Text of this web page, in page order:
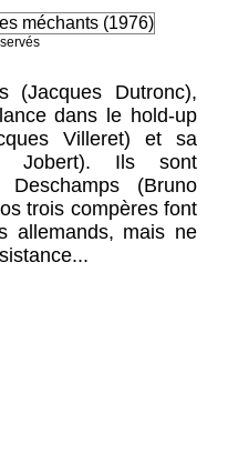
(Jacques Dutronc),
dans le hold-up
Villeret) et sa
Jobert). Ils sont
(Bruno
trois compères font
allemands, mais ne